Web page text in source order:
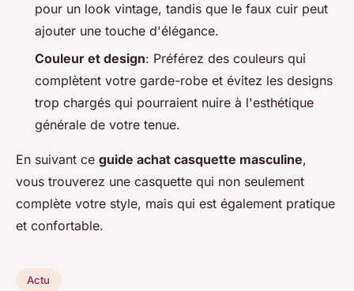
pour un look vintage, tandis que le faux cuir peut
ajouter une touche d'élégance.
Couleur et design: Préférez des couleurs qui
complètent votre garde-robe et évitez les designs
trop chargés qui pourraient nuire à l'esthétique
générale de votre tenue.
En suivant ce guide achat casquette masculine,
vous trouverez une casquette qui non seulement
complète votre style, mais qui est également pratique
et confortable.
Actu